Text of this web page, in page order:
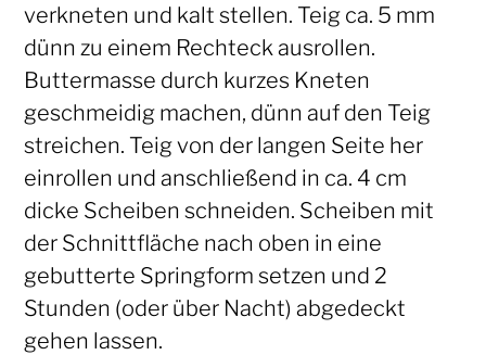
verkneten und kalt stellen. Teig ca. 5 mm
dünn zu einem Rechteck ausrollen.
Buttermasse durch kurzes Kneten
geschmeidig machen, dünn auf den Teig
streichen. Teig von der langen Seite her
einrollen und anschließend in ca. 4 cm
dicke Scheiben schneiden. Scheiben mit
der Schnittfläche nach oben in eine
gebutterte Springform setzen und 2
Stunden (oder über Nacht) abgedeckt
gehen lassen.